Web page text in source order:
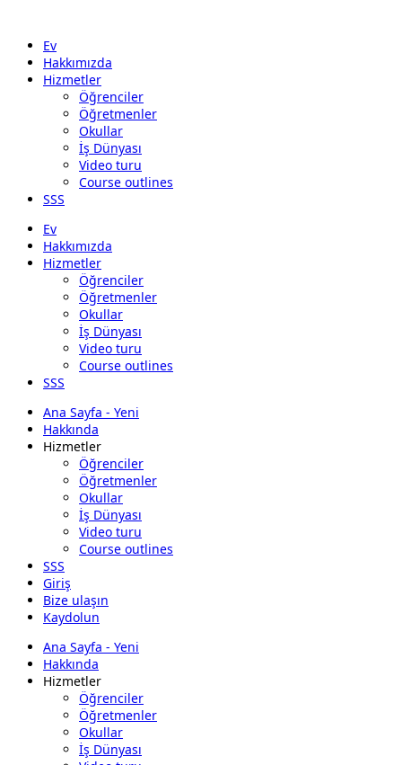
Ev
Hakkımızda
Hizmetler
Öğrenciler
Öğretmenler
Okullar
İş Dünyası
Video turu
Course outlines
SSS
Ev
Hakkımızda
Hizmetler
Öğrenciler
Öğretmenler
Okullar
İş Dünyası
Video turu
Course outlines
SSS
Ana Sayfa - Yeni
Hakkında
Hizmetler
Öğrenciler
Öğretmenler
Okullar
İş Dünyası
Video turu
Course outlines
SSS
Giriş
Bize ulaşın
Kaydolun
Ana Sayfa - Yeni
Hakkında
Hizmetler
Öğrenciler
Öğretmenler
Okullar
İş Dünyası